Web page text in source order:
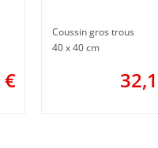
€
Coussin gros trous
40 x 40 cm